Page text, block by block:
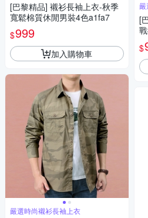
[巴黎精品] 襯衫長袖上衣-秋季
寬鬆棉質休閒男裝4色a1fa7
$999
加入購物車
嚴選時尚襯衫長袖上衣
[
$